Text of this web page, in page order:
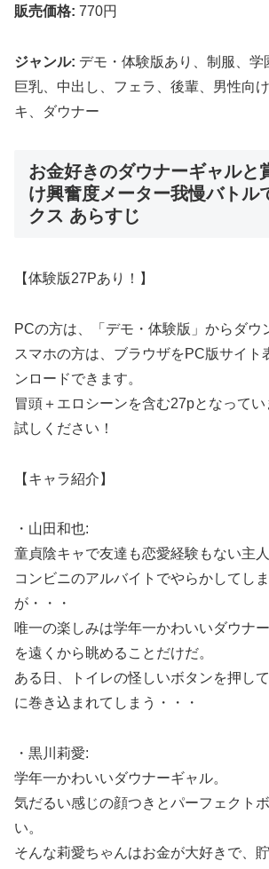
販売価格: 770円
ジャンル: デモ・体験版あり、制服、学
巨乳、中出し、フェラ、後輩、男性向
キ、ダウナー
お金好きのダウナーギャルと
け興奮度メーター我慢バトル
クス あらすじ
【体験版27Pあり！】
PCの方は、「デモ・体験版」からダウ
スマホの方は、ブラウザをPC版サイト
ンロードできます。
冒頭＋エロシーンを含む27pとなって
試しください！
【キャラ紹介】
・山田和也:
童貞陰キャで友達も恋愛経験もない主人
コンビニのアルバイトでやらかしてし
が・・・
唯一の楽しみは学年一かわいいダウナ
を遠くから眺めることだけだ。
ある日、トイレの怪しいボタンを押し
に巻き込まれてしまう・・・
・黒川莉愛:
学年一かわいいダウナーギャル。
気だるい感じの顔つきとパーフェクト
い。
そんな莉愛ちゃんはお金が大好きで、